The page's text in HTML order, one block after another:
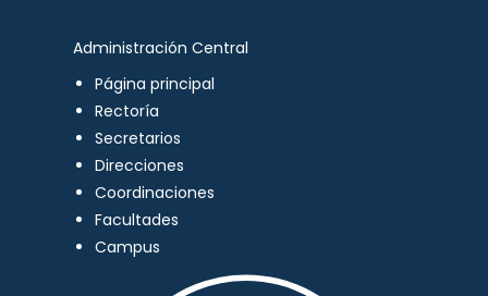
Administración Central
Página principal
Rectoría
Secretarios
Direcciones
Coordinaciones
Facultades
Campus